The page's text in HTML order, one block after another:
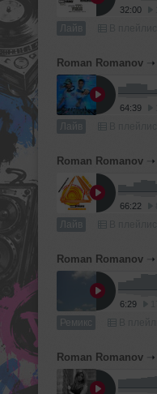
32:00
Лайв
Roman Romanov ➝
64:39
Лайв
Roman Romanov ➝
66:22
Лайв
Roman Romanov ➝
6:29
Ремикс
Roman Romanov ➝